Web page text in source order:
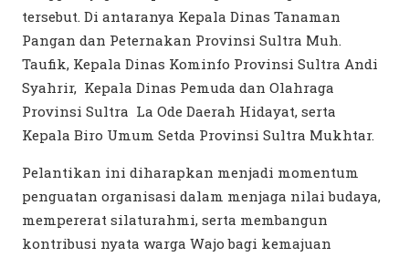
tersebut. Di antaranya Kepala Dinas Tanaman
Pangan dan Peternakan Provinsi Sultra Muh.
Taufik, Kepala Dinas Kominfo Provinsi Sultra Andi
Syahrir, Kepala Dinas Pemuda dan Olahraga
Provinsi Sultra La Ode Daerah Hidayat, serta
Kepala Biro Umum Setda Provinsi Sultra Mukhtar.
Pelantikan ini diharapkan menjadi momentum
penguatan organisasi dalam menjaga nilai budaya,
mempererat silaturahmi, serta membangun
kontribusi nyata warga Wajo bagi kemajuan